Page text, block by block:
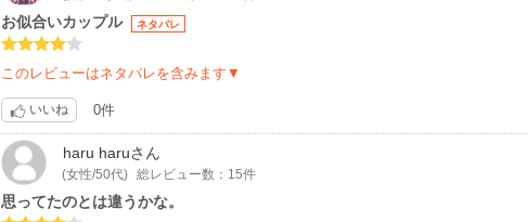
お似合いカップル ネタバレ
このレビューはネタバレを含みます▼
いいね 0件
haru haruさん
(女性/50代) 総レビュー数：15件
思ってたのとは違うかな。